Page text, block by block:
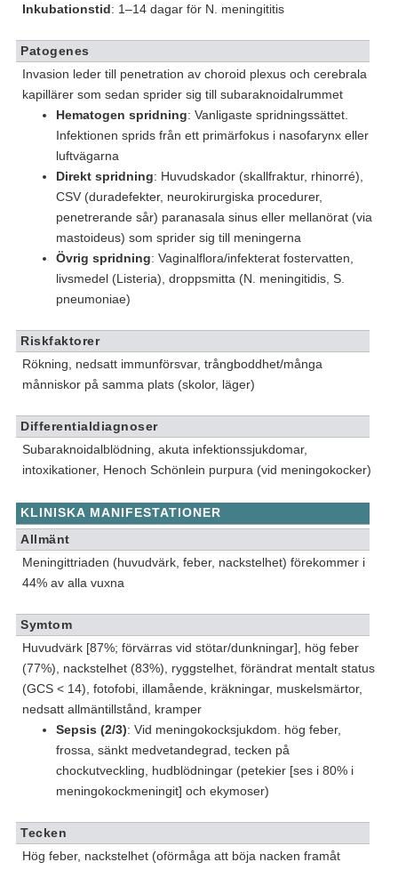
Inkubationstid: 1–14 dagar för N. meningititis
Patogenes
Invasion leder till penetration av choroid plexus och cerebrala
kapillärer som sedan sprider sig till subaraknoidalrummet
Hematogen spridning: Vanligaste spridningssättet.
Infektionen sprids från ett primärfokus i nasofarynx eller
luftvägarna
Direkt spridning: Huvudskador (skallfraktur, rhinorré),
CSV (duradefekter, neurokirurgiska procedurer,
penetrerande sår) paranasala sinus eller mellanörat (via
mastoideus) som sprider sig till meningerna
Övrig spridning: Vaginalflora/infekterat fostervatten,
livsmedel (Listeria), droppsmitta (N. meningitidis, S.
pneumoniae)
Riskfaktorer
Rökning, nedsatt immunförsvar, trångboddhet/många
månniskor på samma plats (skolor, läger)
Differentialdiagnoser
Subaraknoidalblödning, akuta infektionssjukdomar,
intoxikationer, Henoch Schönlein purpura (vid meningokocker)
KLINISKA MANIFESTATIONER
Allmänt
Meningittriaden (huvudvärk, feber, nackstelhet) förekommer i
44% av alla vuxna
Symtom
Huvudvärk [87%; förvärras vid stötar/dunkningar], hög feber
(77%), nackstelhet (83%), ryggstelhet, förändrat mentalt status
(GCS < 14), fotofobi, illamående, kräkningar, muskelsmärtor,
nedsatt allmäntillstånd, kramper
Sepsis (2/3): Vid meningokocksjukdom. hög feber,
frossa, sänkt medvetandegrad, tecken på
chockutveckling, hudblödningar (petekier [ses i 80% i
meningokockmeningit] och ekymoser)
Tecken
Hög feber, nackstelhet (oförmåga att böja nacken framåt